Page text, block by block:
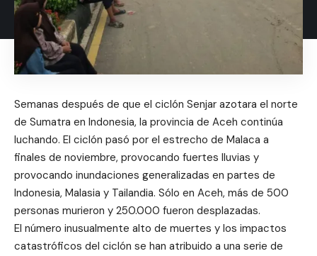
Semanas después de que el ciclón Senjar azotara el norte
de Sumatra en Indonesia, la provincia de Aceh continúa
luchando. El ciclón pasó por el estrecho de Malaca a
finales de noviembre, provocando fuertes lluvias y
provocando inundaciones generalizadas en partes de
Indonesia, Malasia y Tailandia. Sólo en Aceh, más de 500
personas murieron y 250.000 fueron desplazadas.
El número inusualmente alto de muertes y los impactos
catastróficos del ciclón se han atribuido a una serie de